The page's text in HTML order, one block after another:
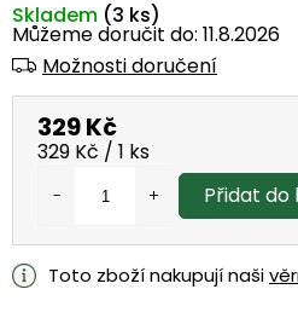
Můžeme doručit do: 11.8.2026
Možnosti doručení
Skladem (3 ks)
329 Kč
Měrná
329 Kč / 1 ks
Přidat do
Toto zboží nakupují naši